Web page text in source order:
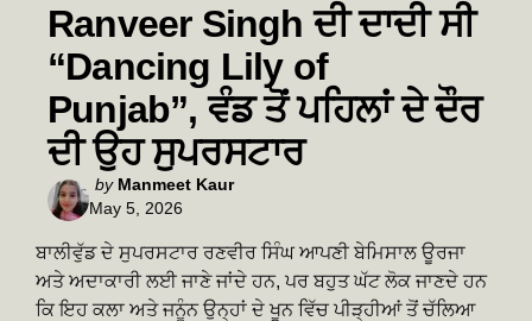
Ranveer Singh ਦੀ ਦਾਦੀ ਸੀ
“Dancing Lily of
Punjab”, ਵੰਡ ਤੋਂ ਪਹਿਲਾਂ ਦੇ ਦੌਰ
ਦੀ ਉਹ ਸੁਪਰਸਟਾਰ
Posted
by
by Manmeet Kaur
May 5, 2026
ਬਾਲੀਵੁੱਡ ਦੇ ਸੁਪਰਸਟਾਰ ਰਣਵੀਰ ਸਿੰਘ ਆਪਣੀ ਬੇਮਿਸਾਲ ਊਰਜਾ
ਅਤੇ ਅਦਾਕਾਰੀ ਲਈ ਜਾਣੇ ਜਾਂਦੇ ਹਨ, ਪਰ ਬਹੁਤ ਘੱਟ ਲੋਕ ਜਾਣਦੇ ਹਨ
ਕਿ ਇਹ ਕਲਾ ਅਤੇ ਜਨੂੰਨ ਉਨ੍ਹਾਂ ਦੇ ਖੂਨ ਵਿੱਚ ਪੀੜ੍ਹੀਆਂ ਤੋਂ ਚੱਲਿਆ